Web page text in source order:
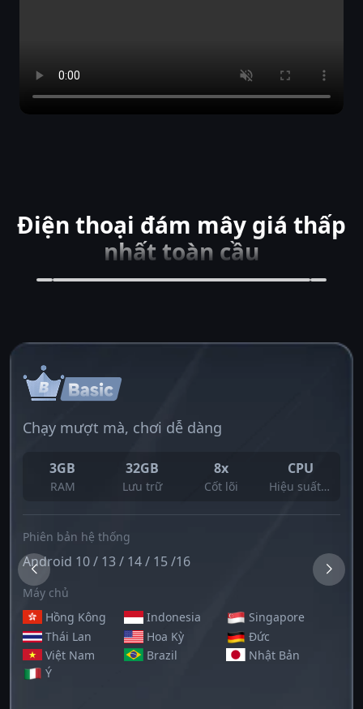
Điện thoại đám mây giá thấp
nhất toàn cầu
Chạy mượt mà, chơi dễ dàng
3GB
RAM
32GB
Lưu trữ
8x
Cốt lõi
CPU
Hiệu suất cao
Phiên bản hệ thống
Android 10 / 13 / 14 / 15 /16
Máy chủ
Hồng Kông
Indonesia
Singapore
Thái Lan
Hoa Kỳ
Đức
Việt Nam
Brazil
Nhật Bản
Ý